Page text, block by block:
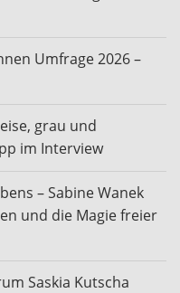
Umfrage 2026 –
grau und
im Interview
– Sabine Wanek
und die Magie freier
Saskia Kutscha